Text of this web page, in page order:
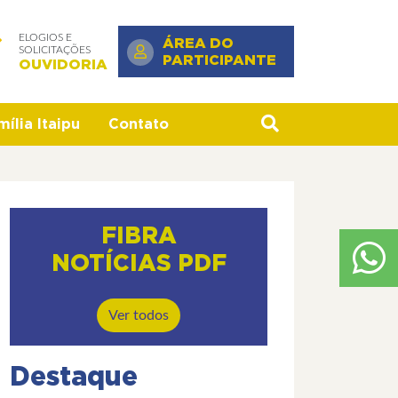
ELOGIOS E
SOLICITAÇÕES
OUVIDORIA
ÁREA DO
PARTICIPANTE
Itaipu Contato
FIBRA
NOTÍCIAS PDF
Ver todos
Destaque